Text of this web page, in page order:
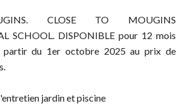
CLOSE TO MOUGINS
SCHOOL. DISPONIBLE pour 12 mois
partir du 1er octobre 2025 au prix de
jardin et piscine